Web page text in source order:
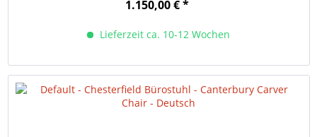
1.150,00 € *
Lieferzeit ca. 10-12 Wochen